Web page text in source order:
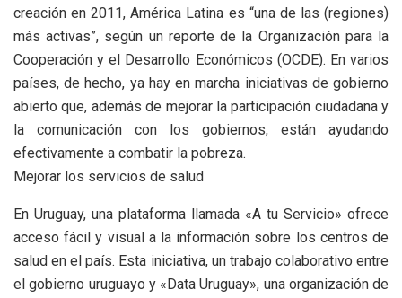
creación en 2011, América Latina es “una de las (regiones)
más activas”, según un reporte de la Organización para la
Cooperación y el Desarrollo Económicos (OCDE). En varios
países, de hecho, ya hay en marcha iniciativas de gobierno
abierto que, además de mejorar la participación ciudadana y
la comunicación con los gobiernos, están ayudando
efectivamente a combatir la pobreza.
Mejorar los servicios de salud
En Uruguay, una plataforma llamada «A tu Servicio» ofrece
acceso fácil y visual a la información sobre los centros de
salud en el país. Esta iniciativa, un trabajo colaborativo entre
el gobierno uruguayo y «Data Uruguay», una organización de